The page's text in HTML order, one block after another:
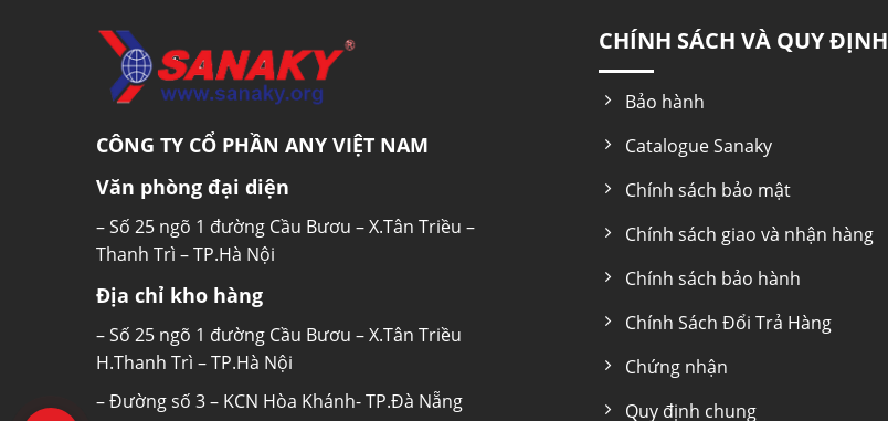
CÔNG TY CỔ PHẦN ANY VIỆT NAM
Văn phòng đại diện
– Số 25 ngõ 1 đường Cầu Bươu – X.Tân Triều –
Thanh Trì – TP.Hà Nội
Địa chỉ kho hàng
– Số 25 ngõ 1 đường Cầu Bươu – X.Tân Triều
H.Thanh Trì – TP.Hà Nội
– Đường số 3 – KCN Hòa Khánh- TP.Đà Nẵng
CHÍNH SÁCH VÀ QUY ĐỊNH
Bảo hành
Catalogue Sanaky
Chính sách bảo mật
Chính sách giao và nhận hàng
Chính sách bảo hành
Chính Sách Đổi Trả Hàng
Chứng nhận
Quy định chung